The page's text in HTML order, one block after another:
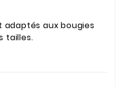
aux bougies
tailles.